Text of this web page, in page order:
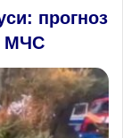
прогноз
МЧС